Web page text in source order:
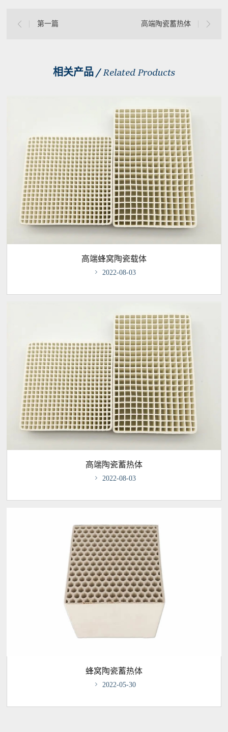
第一篇 高端陶瓷蓄热体
相关产品 /Related Products
高端蜂窝陶瓷载体
 2022-08-03
高端陶瓷蓄热体
 2022-08-03
蜂窝陶瓷蓄热体
 2022-05-30